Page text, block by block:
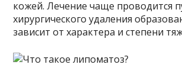
кожей. Лечение чаще проводится
хирургического удаления
зависит от характера и степени